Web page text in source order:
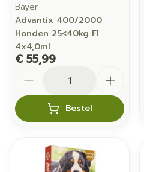
Bayer
Advantix 400/2000
Honden 25<40kg Fl
4x4,0ml
€ 55,99
Bestel